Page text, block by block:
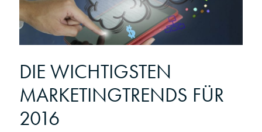
DIE WICHTIGSTEN
MARKETINGTRENDS FÜR
2016